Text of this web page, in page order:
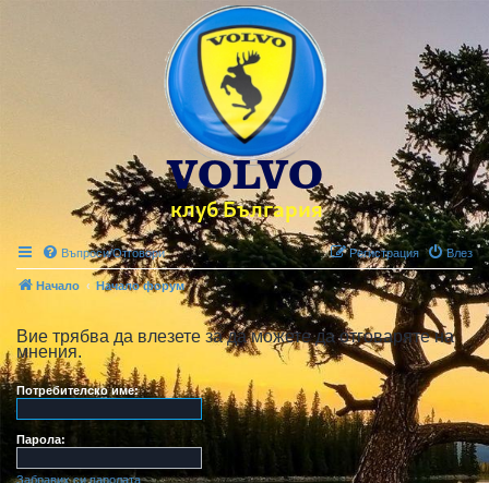
Въпроси/Отговори Влез
Регистрация
Начало Начало форум
Вие трябва да влезете за да можете да отговаряте на
мнения.
Потребителско име:
Парола:
Забравих си паролата